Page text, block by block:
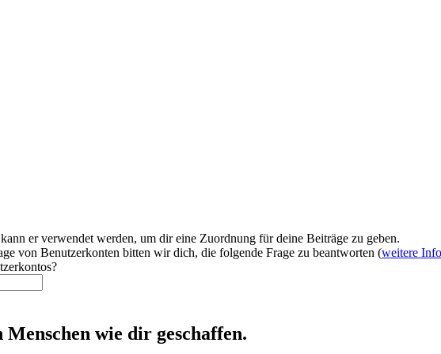
er verwendet werden, um dir eine Zuordnung für deine Beiträge zu geben.
von Benutzerkonten bitten wir dich, die folgende Frage zu beantworten (weitere
wie dir geschaffen.